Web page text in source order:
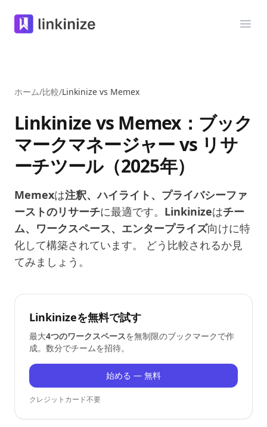
Linkinize
メニ
ホーム/比較/Linkinize vs Memex
Linkinize vs Memex：ブック
マークマネージャー vs リサ
ーチツール（2025年）
Memexは注釈、ハイライト、プライバシーファ
ーストのリサーチに最適です。 Linkinizeはチー
ム、ワークスペース、エンタープライズ向けに特
化して構築されています。
どう比較されるか見
てみましょう。
Linkinizeを無料で試す
最大4つのワークスペースを無制限のブックマークで作
成。数分でチームを招待。
始める — 無料
クレジットカード不要